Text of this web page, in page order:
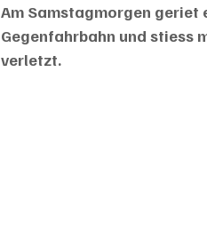
Am Samstagmorgen geriet
Gegenfahrbahn und stiess
verletzt.